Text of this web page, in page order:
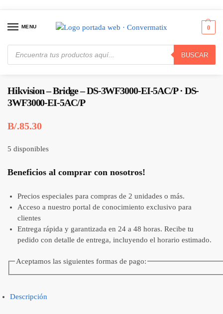
MENU
BUSCAR
0
Inicio / Redes Puentes y Enrutadores Hikvision – Bridge – DS-3WF3000-EI-5AC/P · DS-3WF3000-EI-5AC/P
Hikvision – Bridge – DS-3WF3000-EI-5AC/P · DS-
3WF3000-EI-5AC/P
B/.85.30
5 disponibles
Beneficios al comprar con nosotros!
Precios especiales para compras de 2 unidades o más.
Acceso a nuestro portal de conocimiento exclusivo para
clientes
Entrega rápida y garantizada en 24 a 48 horas. Recibe tu
pedido con detalle de entrega, incluyendo el horario estimado.
Aceptamos las siguientes formas de pago:
Descripción